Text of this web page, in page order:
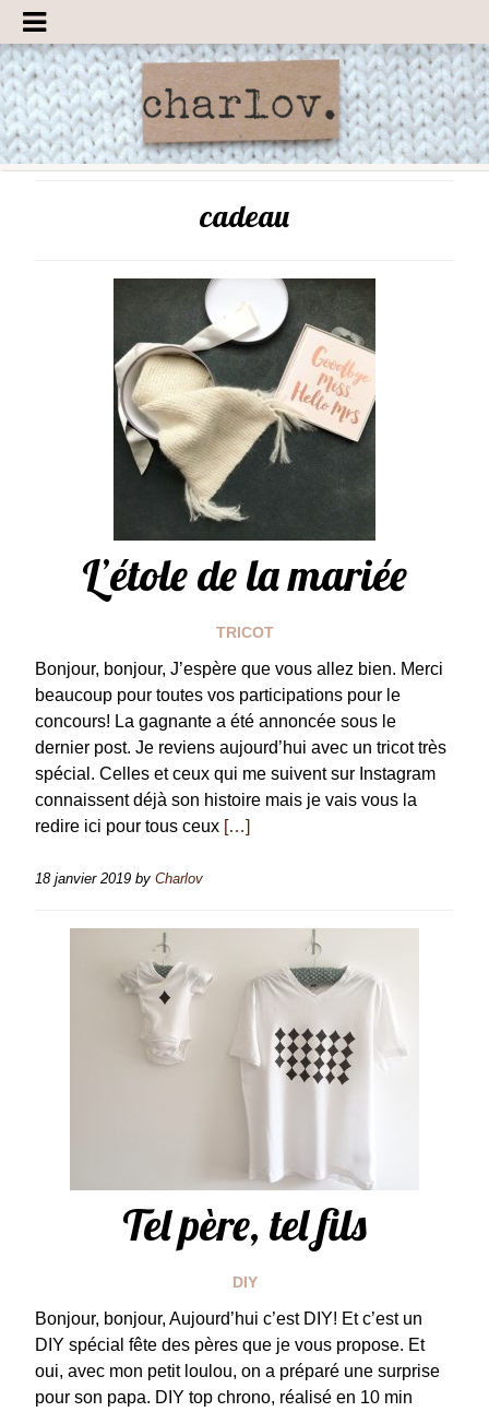
cadeau
L’étole de la mariée
TRICOT
Bonjour, bonjour, J’espère que vous allez bien. Merci
beaucoup pour toutes vos participations pour le
concours! La gagnante a été annoncée sous le
dernier post. Je reviens aujourd’hui avec un tricot très
spécial. Celles et ceux qui me suivent sur Instagram
connaissent déjà son histoire mais je vais vous la
redire ici pour tous ceux […]
18 janvier 2019 by Charlov
Tel père, tel fils
DIY
Bonjour, bonjour, Aujourd’hui c’est DIY! Et c’est un
DIY spécial fête des pères que je vous propose. Et
oui, avec mon petit loulou, on a préparé une surprise
pour son papa. DIY top chrono, réalisé en 10 min